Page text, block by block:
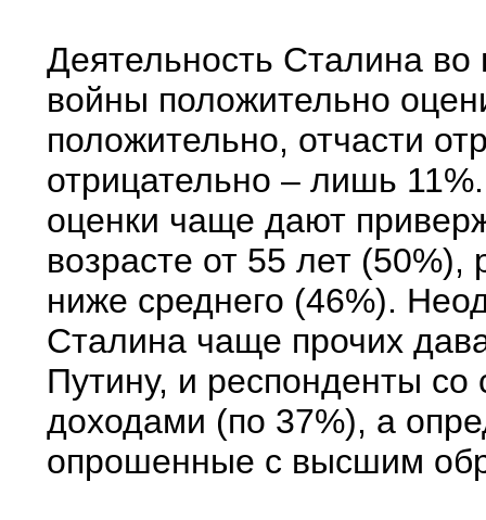
Деятельность Сталина
войны положительно
положительно, отчасти
отрицательно – лишь
оценки чаще дают
возрасте от 55 лет
ниже среднего (46%).
Сталина чаще прочих
Путину, и респонденты
доходами (по 37%), а
опрошенные с высшим